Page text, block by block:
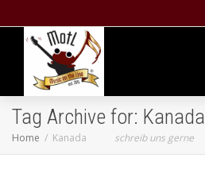
Tag Archive for: Kanada
Home Kanada schreib uns gerne